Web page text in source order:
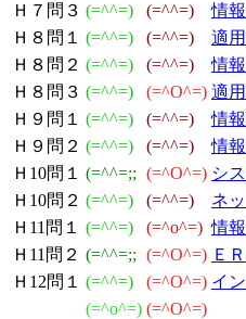
Ｈ７問３ (=^^=) (=^^=)
情
Ｈ８問１
(=^^=) (=^^=)
適
Ｈ８問２ (=^^=) (=^^=)
情
Ｈ８問３ (=^^=) (=^O^=) 適
Ｈ９問１
(=^^=) (=^^=)
情
Ｈ９問２ (=^^=) (=^^=)
情
Ｈ10問１
(=^^=;; (=^O^=) シ
Ｈ10問２ (=^^=) (=^^=)
ネ
Ｈ11問１
(=^^=) (=^o^=) 情
Ｈ11問２ (=^^=;; (=^O^=) Ｅ
Ｈ12問１
(=^^=) (=^O^=) イ
(=^o^=) (=^O^=)